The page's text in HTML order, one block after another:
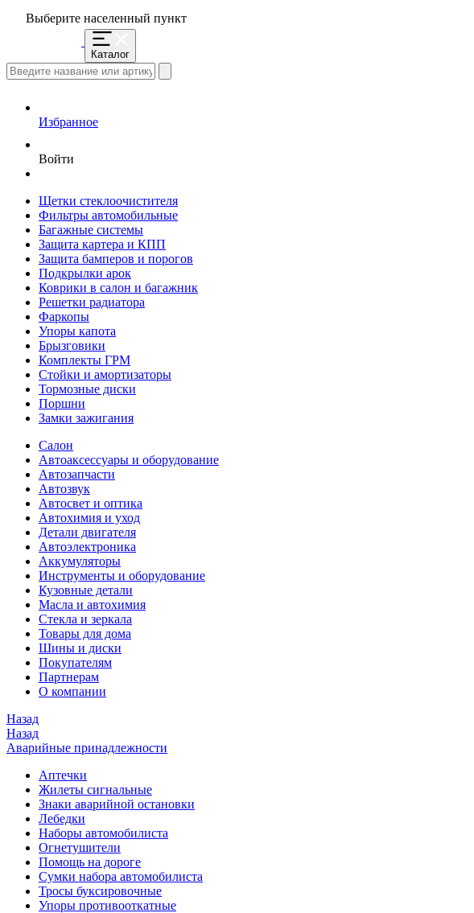
Выберите населенный пункт
Каталог
Избранное
Войти
Щетки стеклоочистителя
Фильтры автомобильные
Багажные системы
Защита картера и КПП
Защита бамперов и порогов
Подкрылки арок
Коврики в салон и багажник
Решетки радиатора
Фаркопы
Упоры капота
Брызговики
Комплекты ГРМ
Стойки и амортизаторы
Тормозные диски
Поршни
Замки зажигания
Салон
Автоаксессуары и оборудование
Автозапчасти
Автозвук
Автосвет и оптика
Автохимия и уход
Детали двигателя
Автоэлектроника
Аккумуляторы
Инструменты и оборудование
Кузовные детали
Масла и автохимия
Стекла и зеркала
Товары для дома
Шины и диски
Покупателям
Партнерам
О компании
Назад
Назад
Аварийные принадлежности
Аптечки
Жилеты сигнальные
Знаки аварийной остановки
Лебедки
Наборы автомобилиста
Огнетушители
Помощь на дороге
Сумки набора автомобилиста
Тросы буксировочные
Упоры противооткатные